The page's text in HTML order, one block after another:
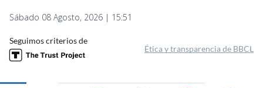
Sábado 08 Agosto, 2026 | 15:51
Seguimos criterios de
Ética y transparencia de BBCL